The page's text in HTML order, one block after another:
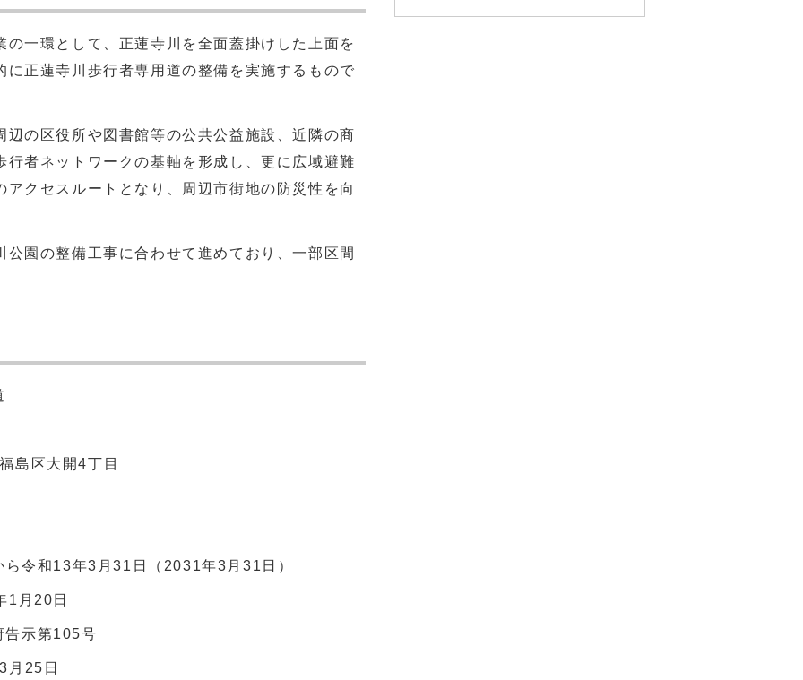
一環として、正蓮寺川を全面蓋掛けした上面を
正蓮寺川歩行者専用道の整備を実施するもので
の区役所や図書館等の公共公益施設、近隣の商
者ネットワークの基軸を形成し、更に広域避難
クセスルートとなり、周辺市街地の防災性を向
園の整備工事に合わせて進めており、一部区間
島区大開4丁目
令和13年3月31日（2031年3月31日）
1月20日
告示第105号
月25日